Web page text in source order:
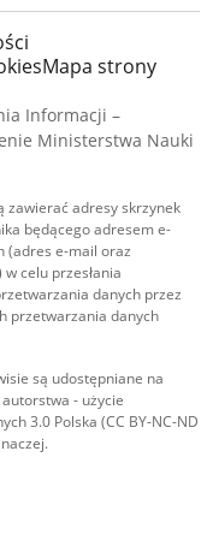
Mapa strony
Informacji –
Ministerstwa Nauki
zawierać adresy skrzynek
będącego adresem e-
(adres e-mail oraz
celu przesłania
danych przez
przetwarzania danych
są udostępniane na
- użycie
3.0 Polska (CC BY-NC-ND